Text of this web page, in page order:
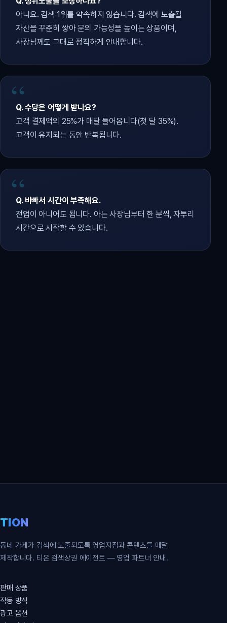
아니요. 검색 1위를 약속하지 않습니다. 검색에 노출될
자산을 꾸준히 쌓아 문의 가능성을 높이는 상품이며,
사장님께도 그대로 정직하게 안내합니다.
Q. 수당은 어떻게 받나요?
고객 결제액의 25%가 매달 들어옵니다(첫 달 35%).
고객이 유지되는 동안 반복됩니다.
Q. 바빠서 시간이 부족해요.
전업이 아니어도 됩니다. 아는 사장님부터 한 분씩, 자투리
시간으로 시작할 수 있습니다.
TION
동네 가게가 검색에 노출되도록 영업지점과 콘텐츠를 매달
제작합니다. 티온 검색상권 에이전트 — 영업 파트너 안내.
판매 상품
작동 방식
광고 옵션